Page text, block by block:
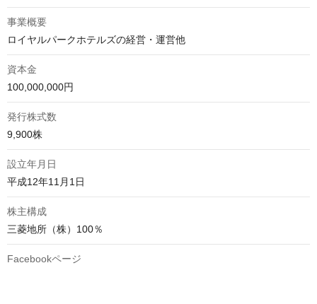
事業概要
ロイヤルパークホテルズの経営・運営他
資本金
100,000,000円
発行株式数
9,900株
設立年月日
平成12年11月1日
株主構成
三菱地所（株）100％
Facebookページ